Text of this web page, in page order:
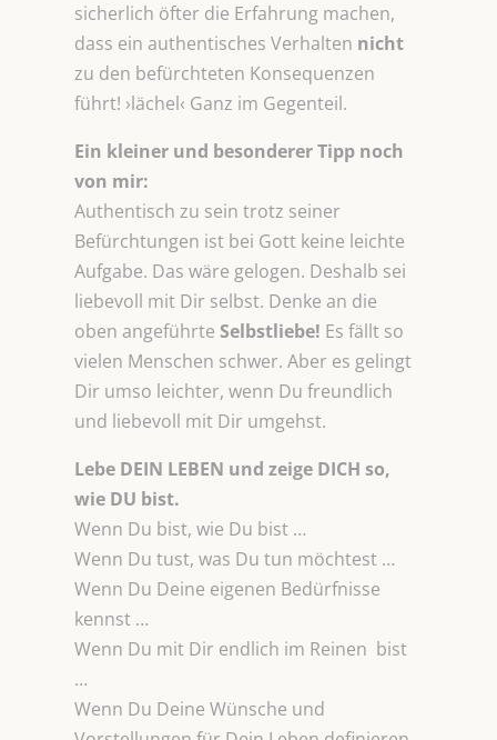
sicherlich öfter die Erfahrung machen,
dass ein authentisches Verhalten nicht
zu den befürchteten Konsequenzen
führt! ›lächel‹ Ganz im Gegenteil.
Ein kleiner und besonderer Tipp noch
von mir:
Authentisch zu sein trotz seiner
Befürchtungen ist bei Gott keine leichte
Aufgabe. Das wäre gelogen. Deshalb sei
liebevoll mit Dir selbst. Denke an die
oben angeführteSelbstliebe! Es fällt so
vielen Menschen schwer. Aber es gelingt
Dir umso leichter, wenn Du freundlich
und liebevoll mit Dir umgehst.
Lebe DEIN LEBEN und zeige DICH so,
wie DU bist.
Wenn Du bist, wie Du bist …
Wenn Du tust, was Du tun möchtest …
Wenn Du Deine eigenen Bedürfnisse
kennst …
Wenn Du mit Dir endlich im Reinen bist
…
Wenn Du Deine Wünsche und